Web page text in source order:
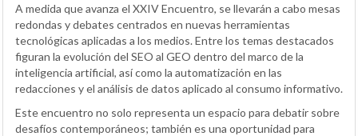
A medida que avanza el XXIV Encuentro, se llevarán a cabo mesas
redondas y debates centrados en nuevas herramientas
tecnológicas aplicadas a los medios. Entre los temas destacados
figuran la evolución del SEO al GEO dentro del marco de la
inteligencia artificial, así como la automatización en las
redacciones y el análisis de datos aplicado al consumo informativo.
Este encuentro no solo representa un espacio para debatir sobre
desafíos contemporáneos; también es una oportunidad para